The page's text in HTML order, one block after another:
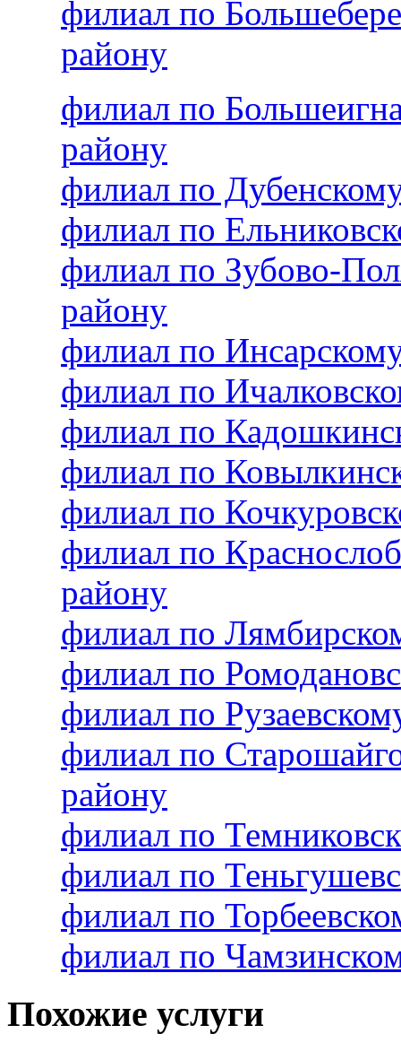
филиал по
району
филиал по
району
филиал по
филиал по
филиал по Зубово-
району
филиал по
филиал по
филиал по
филиал по
филиал по
филиал по
району
филиал по
филиал по
филиал по
филиал по
району
филиал по
филиал по
филиал по
филиал по
Похожие услуги